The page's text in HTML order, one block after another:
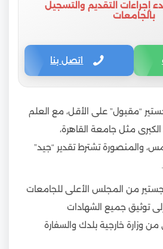
إجراءات التقديم والتسجيل
بالجامعات
اتصل بنا
“مقبول” على الأقل، مع العلم
مثل جامعة القاهرة،
والمنصورة تشترط تقدير “جيد”
من المجلس الأعلى للجامعات
إلى توثيق جميع الشهادات
وزارة خارجية بلدك والسفارة